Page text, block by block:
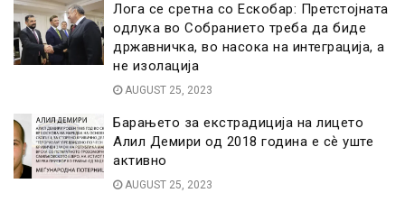
Лога се сретна со Ескобар: Претстојната
одлука во Собранието треба да биде
државничка, во насока на интеграција, а
не изолација
AUGUST 25, 2023
Барањето за екстрадиција на лицето
Алил Демири од 2018 година е сѐ уште
активно
AUGUST 25, 2023